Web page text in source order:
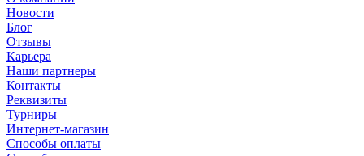
Новости
Блог
Отзывы
Карьера
Наши партнеры
Контакты
Реквизиты
Турниры
Интернет-магазин
Способы оплаты